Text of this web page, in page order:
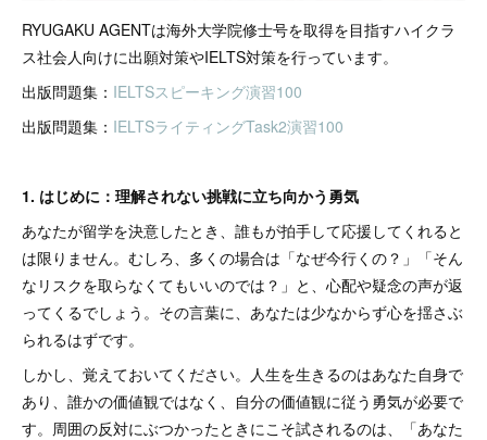
RYUGAKU AGENTは海外大学院修士号を取得を目指すハイクラ
ス社会人向けに出願対策やIELTS対策を行っています。
出版問題集： IELTSスピーキング演習100
出版問題集： IELTSライティングTask2演習100
1. はじめに：理解されない挑戦に立ち向かう勇気
あなたが留学を決意したとき、誰もが拍手して応援してくれると
は限りません。むしろ、多くの場合は「なぜ今行くの？」「そん
なリスクを取らなくてもいいのでは？」と、心配や疑念の声が返
ってくるでしょう。その言葉に、あなたは少なからず心を揺さぶ
られるはずです。
しかし、覚えておいてください。人生を生きるのはあなた自身で
あり、誰かの価値観ではなく、自分の価値観に従う勇気が必要で
す。周囲の反対にぶつかったときにこそ試されるのは、「あなた